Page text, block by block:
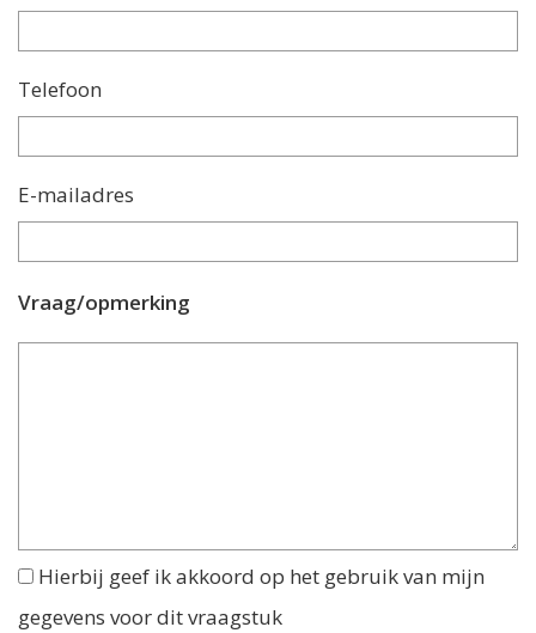
Telefoon
E-mailadres
Vraag/opmerking
Hierbij geef ik akkoord op het gebruik van mijn
gegevens voor dit vraagstuk